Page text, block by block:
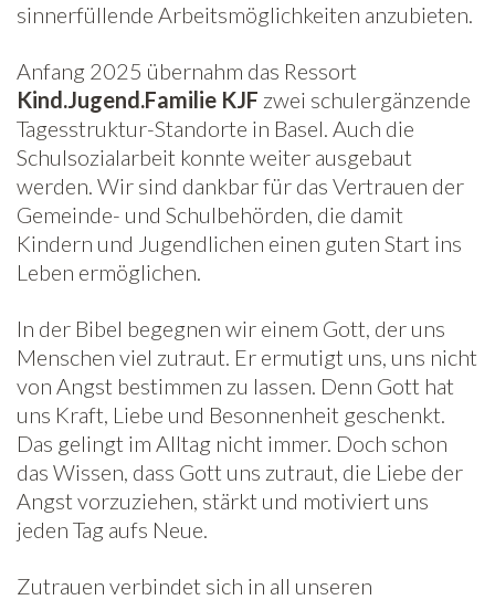
sinnerfüllende Arbeitsmöglichkeiten anzubieten.
Anfang 2025 übernahm das Ressort
Kind.Jugend.Familie KJF zwei schulergänzende
Tagesstruktur-Standorte in Basel. Auch die
Schulsozialarbeit konnte weiter ausgebaut
werden. Wir sind dankbar für das Vertrauen der
Gemeinde- und Schulbehörden, die damit
Kindern und Jugendlichen einen guten Start ins
Leben ermöglichen.
In der Bibel begegnen wir einem Gott, der uns
Menschen viel zutraut. Er ermutigt uns, uns nicht
von Angst bestimmen zu lassen. Denn Gott hat
uns Kraft, Liebe und Besonnenheit geschenkt.
Das gelingt im Alltag nicht immer. Doch schon
das Wissen, dass Gott uns zutraut, die Liebe der
Angst vorzuziehen, stärkt und motiviert uns
jeden Tag aufs Neue.
Zutrauen verbindet sich in all unseren